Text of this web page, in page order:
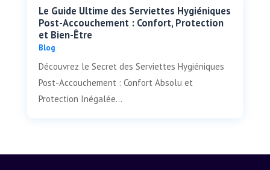
Le Guide Ultime des Serviettes Hygiéniques
Post-Accouchement : Confort, Protection
et Bien-Être
Blog
Découvrez le Secret des Serviettes Hygiéniques
Post-Accouchement : Confort Absolu et
Protection Inégalée...